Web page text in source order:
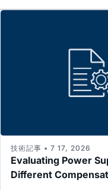
Evaluating Power
Different
技術記事 • 7 17, 2026